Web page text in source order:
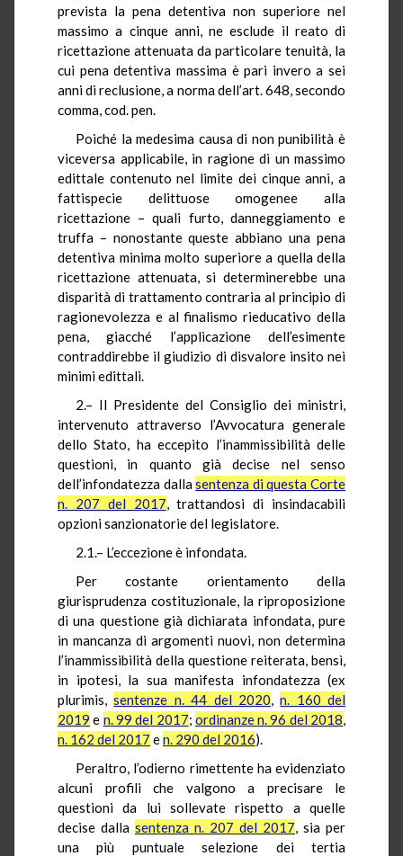
prevista la pena detentiva non superiore nel
massimo a cinque anni, ne esclude il reato di
ricettazione attenuata da particolare tenuità, la
cui pena detentiva massima è pari invero a sei
anni di reclusione, a norma dell’art. 648, secondo
comma, cod. pen.
Poiché la medesima causa di non punibilità è
viceversa applicabile, in ragione di un massimo
edittale contenuto nel limite dei cinque anni, a
fattispecie delittuose omogenee alla
ricettazione – quali furto, danneggiamento e
truffa – nonostante queste abbiano una pena
detentiva minima molto superiore a quella della
ricettazione attenuata, si determinerebbe una
disparità di trattamento contraria al principio di
ragionevolezza e al finalismo rieducativo della
pena, giacché l’applicazione dell’esimente
contraddirebbe il giudizio di disvalore insito nei
minimi edittali.
2.– Il Presidente del Consiglio dei ministri,
intervenuto attraverso l’Avvocatura generale
dello Stato, ha eccepito l’inammissibilità delle
questioni, in quanto già decise nel senso
dell’infondatezza dallasentenza di questa Corte
n. 207 del 2017, trattandosi di insindacabili
opzioni sanzionatorie del legislatore.
2.1.– L’eccezione è infondata.
Per costante orientamento della
giurisprudenza costituzionale, la riproposizione
di una questione già dichiarata infondata, pure
in mancanza di argomenti nuovi, non determina
l’inammissibilità della questione reiterata, bensì,
in ipotesi, la sua manifesta infondatezza (ex
plurimis,sentenze n. 44 del 2020,n. 160 del
2019 e n. 99 del 2017; ordinanze n. 96 del 2018,
n. 162 del 2017 en. 290 del 2016).
Peraltro, l’odierno rimettente ha evidenziato
alcuni profili che valgono a precisare le
questioni da lui sollevate rispetto a quelle
decise dalla sentenza n. 207 del 2017, sia per
una più puntuale selezione dei tertia